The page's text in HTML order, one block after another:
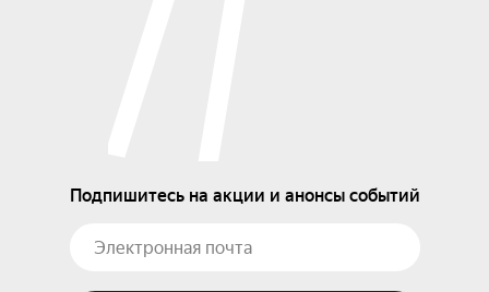
Подпишитесь на акции и анонсы событий